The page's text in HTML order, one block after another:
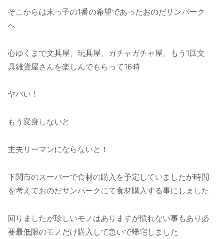
そこからは末っ子の1番の希望であったおのだサンパーク
へ
心ゆくまで文具屋、玩具屋、ガチャガチャ屋、もう1回文
具雑貨屋さんを楽しんでもらって16時
ヤバい！
もう変身しないと
主夫リーマンにならないと！
下関市のスーパーで食材の購入を予定していましたが時間
を考えておのだサンパークにて食材購入する事にしました
回りましたが珍しいモノはありますが慣れない事もあり必
要最低限のモノだけ購入して急いで帰宅しました